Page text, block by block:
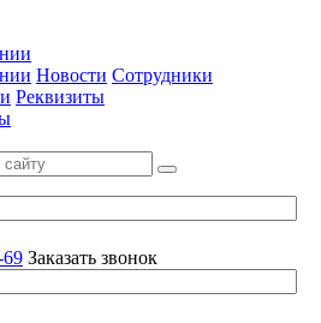
Новости Сотрудники
Реквизиты
Заказать звонок